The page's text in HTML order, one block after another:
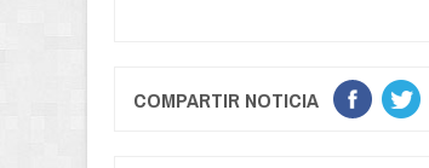
COMPARTIR NOTICIA